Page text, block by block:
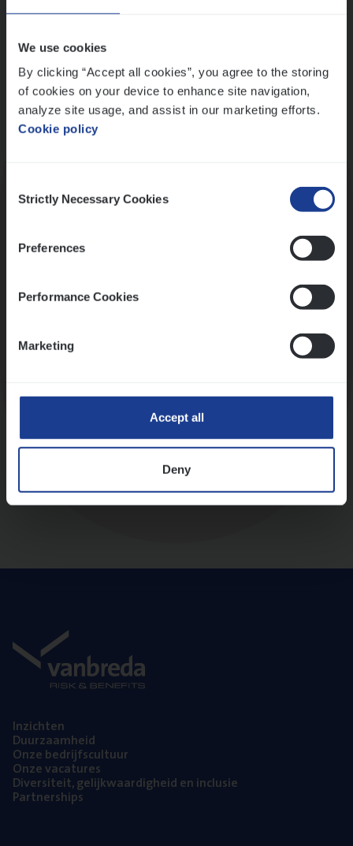
We use cookies
By clicking “Accept all cookies”, you agree to the storing
of cookies on your device to enhance site navigation,
analyze site usage, and assist in our marketing efforts.
Cookie policy
Selection
Strictly Necessary Cookies
Preferences
Performance Cookies
Marketing
Accept all
Deny
Inzich­ten
Duur­zaam­heid
Onze bedrijfs­cul­tuur
Onze vaca­tu­res
Diver­si­teit, gelijk­waar­dig­heid en inclusie
Part­ner­ships